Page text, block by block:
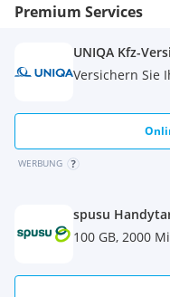
Premium Services
UNIQA Kfz-
Versichern Sie
WERBUNG
spusu
100 GB, 2000